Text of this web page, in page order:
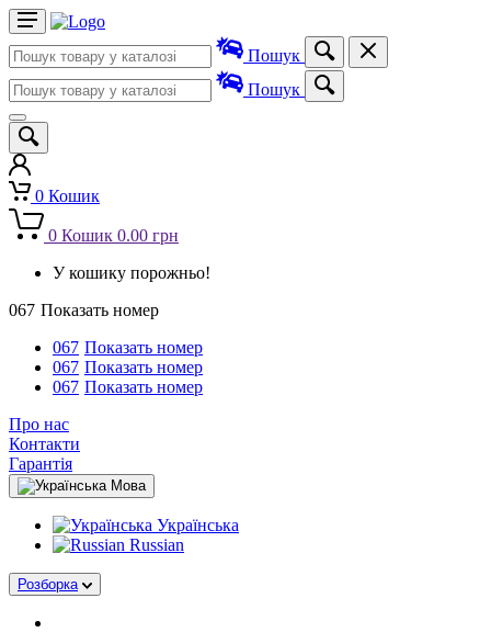
Пошук
Пошук
0 Кошик
0 Кошик 0.00 грн
У кошику порожньо!
067 Показать номер
067 Показать номер
067 Показать номер
067 Показать номер
Про нас
Контакти
Гарантія
Мова
Українська
Russian
Розборка